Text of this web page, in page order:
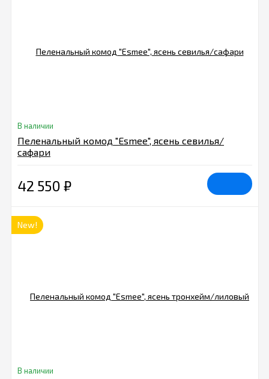
В наличии
Пеленальный комод "Esmee", ясень севилья/
сафари
42 550 ₽
New!
В наличии